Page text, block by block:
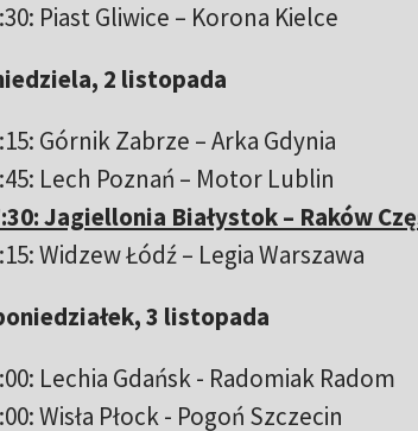
Piast Gliwice – Korona Kielce
2 listopada
Górnik Zabrze – Arka Gdynia
Lech Poznań – Motor Lublin
Jagiellonia Białystok – Raków
Widzew Łódź – Legia Warszawa
3 listopada
Lechia Gdańsk - Radomiak Radom
Wisła Płock - Pogoń Szczecin